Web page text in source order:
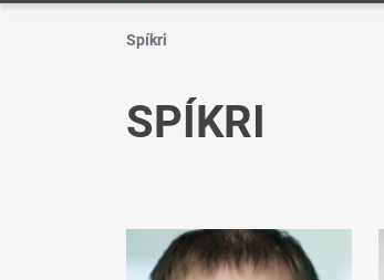
Spíkri
SPÍKRI